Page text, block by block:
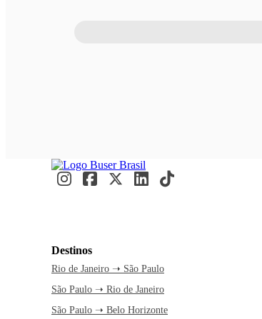
Destinos
Rio de Janeiro ➝ São Paulo
São Paulo ➝ Rio de Janeiro
São Paulo ➝ Belo Horizonte